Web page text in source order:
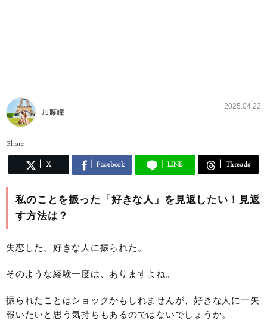
加藤瞳
2025.04.22
Share
X Facebook LINE Threads
私のことを振った「好きな人」を見返したい！見返
す方法は？
失恋した。好きな人に振られた。
そのような経験一度は、ありますよね。
振られたことはショックかもしれませんが、好きな人に一矢
報いたいと思う気持ちもあるのではないでしょうか。